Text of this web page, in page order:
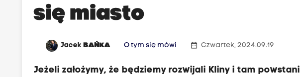
się miasto
JacekBAŃKA O tym się mówi date_range Czwartek, 2024.09.19
Jeżeli założymy, że będziemy rozwijali Kliny i tam